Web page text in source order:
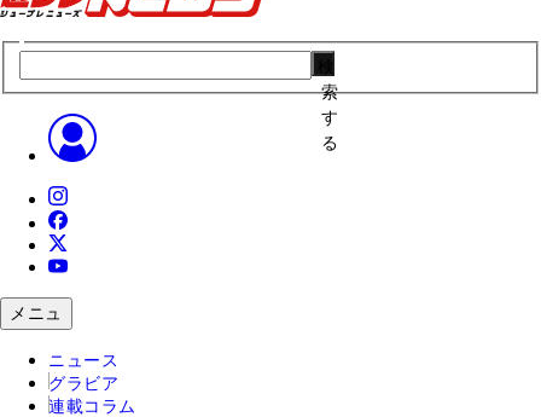
索
す
る
メニュ
ニュース
グラビア
連載コラム